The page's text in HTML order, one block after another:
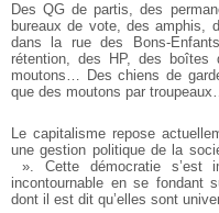
Des QG de partis, des
bureaux de vote, des amphis,
dans la rue des Bons-
rétention, des HP, des boîtes
moutons… Des chiens de
que des moutons par
Le capitalisme repose
une gestion politique de la
». Cette démocratie s’est
incontournable en se fondant
dont il est dit qu’elles sont